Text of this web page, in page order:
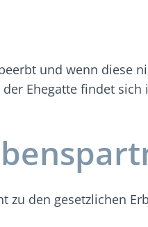
und wenn diese
Ehegatte findet
zu den gesetzlichen